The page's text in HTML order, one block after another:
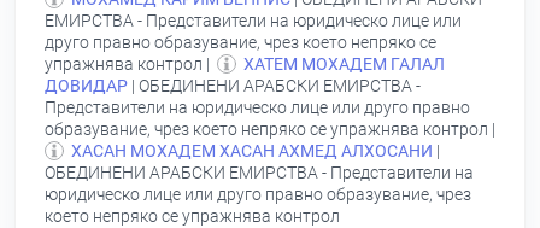
ЕМИРСТВА - Представители на юридическо лице или
друго правно образувание, чрез което непряко се
упражнява контрол |
ХАТЕМ МОХАДЕМ ГАЛАЛ
ДОВИДАР | ОБЕДИНЕНИ АРАБСКИ ЕМИРСТВА -
Представители на юридическо лице или друго правно
образувание, чрез което непряко се упражнява контрол |
ХАСАН МОХАДЕМ ХАСАН АХМЕД АЛХОСАНИ |
ОБЕДИНЕНИ АРАБСКИ ЕМИРСТВА - Представители на
юридическо лице или друго правно образувание, чрез
което непряко се упражнява контрол